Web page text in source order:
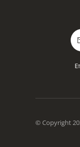
© Copyright